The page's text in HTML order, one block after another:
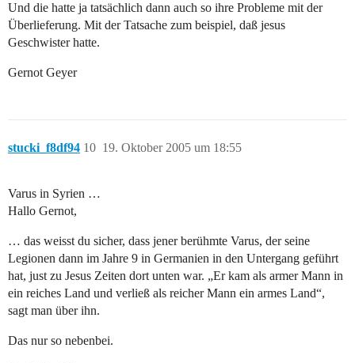
Und die hatte ja tatsächlich dann auch so ihre Probleme mit der
Überlieferung. Mit der Tatsache zum beispiel, daß jesus
Geschwister hatte.
Gernot Geyer
stucki_f8df94 19. Oktober 2005 um 18:55
10
Varus in Syrien …
Hallo Gernot,
… das weisst du sicher, dass jener berühmte Varus, der seine
Legionen dann im Jahre 9 in Germanien in den Untergang geführt
hat, just zu Jesus Zeiten dort unten war. „Er kam als armer Mann in
ein reiches Land und verließ als reicher Mann ein armes Land“,
sagt man über ihn.
Das nur so nebenbei.